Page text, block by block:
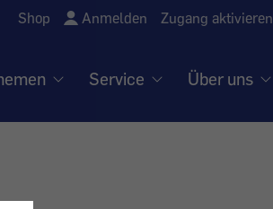
Shop Anmelden Zugang aktivieren
Service Über uns